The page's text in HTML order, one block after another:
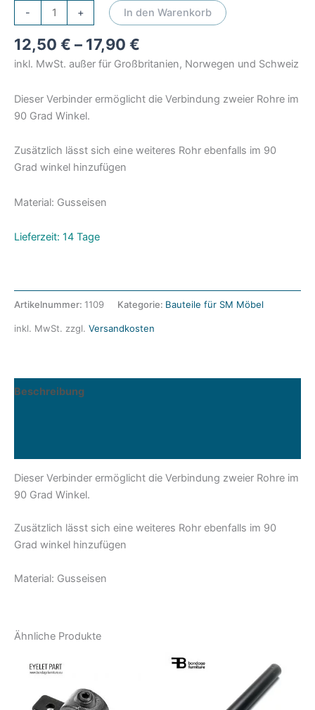
-
Verbinder
90
Grad
Kreuzung
Bondage
Furniture
+ In den Warenkorb
12,50 € – 17,90 €
inkl. MwSt. außer für Großbritanien, Norwegen und Schweiz
Dieser Verbinder ermöglicht die Verbindung zweier Rohre im
90 Grad Winkel.
Zusätzlich lässt sich eine weiteres Rohr ebenfalls im 90
Grad winkel hinzufügen
Material: Gusseisen
Lieferzeit: 14 Tage
Artikelnummer: 1109 Kategorie: Bauteile für SM Möbel
inkl. MwSt. zzgl. Versandkosten
Beschreibung
Dieser Verbinder ermöglicht die Verbindung zweier Rohre im
90 Grad Winkel.
Zusätzlich lässt sich eine weiteres Rohr ebenfalls im 90
Grad winkel hinzufügen
Material: Gusseisen
Ähnliche Produkte